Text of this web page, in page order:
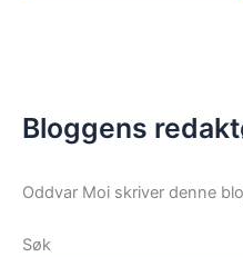
Bloggens
Oddvar Moi skriver denne
Søk